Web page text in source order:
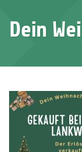
Dein